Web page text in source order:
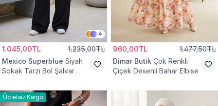
4
1.045,00TL 1.235,00TL
Mexico Superblue Siyah
Sokak Tarzı Bol Şalvar
960,00TL 1.477,50TL
Dimar Butik Çok Renkli
Çiçek Desenli Bahar Elbise
Ücretsiz Kargo